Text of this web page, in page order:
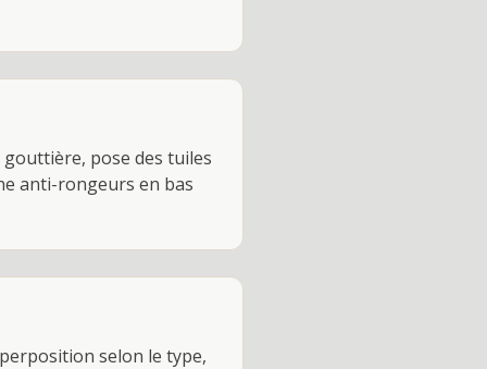
gouttière, pose des tuiles
anti-rongeurs en bas
selon le type,